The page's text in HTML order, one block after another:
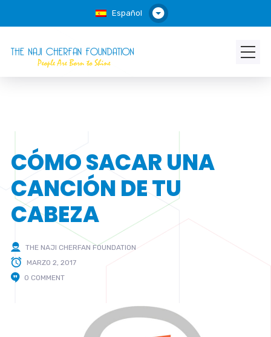
Español
CÓMO SACAR UNA
CANCIÓN DE TU
CABEZA
THE NAJI CHERFAN FOUNDATION
MARZO 2, 2017
0 COMMENT